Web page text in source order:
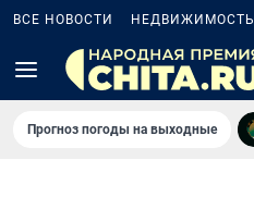
ВСЕ НОВОСТИ НЕДВИЖИМОСТЬ
Прогноз погоды на выходные